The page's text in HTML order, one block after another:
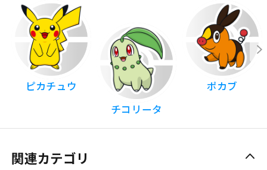
ピカチュウ
チコリータ
ポカブ
関連カテゴリ